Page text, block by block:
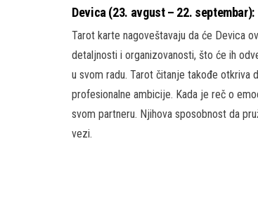
Devica (23. avgust – 22. septembar):
Tarot karte nagoveštavaju da će Devica
detaljnosti i organizovanosti, što će ih
u svom radu. Tarot čitanje takođe otkriva
profesionalne ambicije. Kada je reč o
svom partneru. Njihova sposobnost da
vezi.